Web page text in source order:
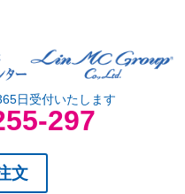
日受付いたします
297
文